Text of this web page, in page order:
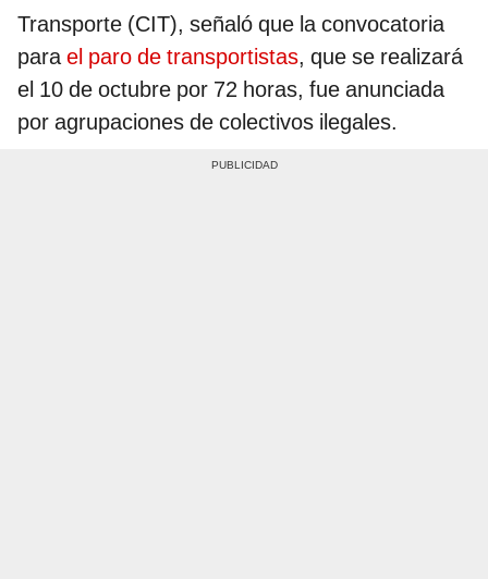
Transporte (CIT), señaló que la convocatoria
para el paro de transportistas, que se realizará
el 10 de octubre por 72 horas, fue anunciada
por agrupaciones de colectivos ilegales.